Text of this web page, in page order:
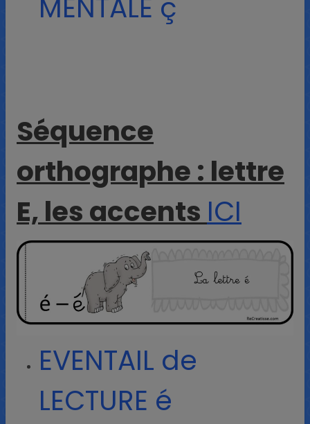
MENTALE ç
Séquence
orthographe : lettre
E, les accents ICI
EVENTAIL de
LECTURE é